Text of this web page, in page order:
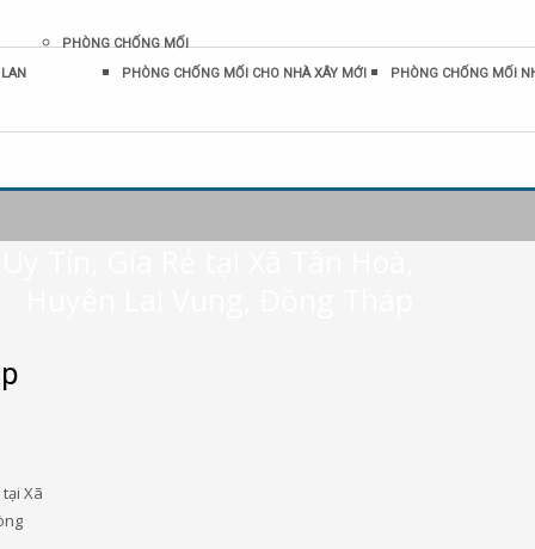
PHÒNG CHỐNG MỐI
PHÒNG CHỐNG MỐI CHO NHÀ XÂY MỚI
PHÒNG CHỐNG MỐI
Xã